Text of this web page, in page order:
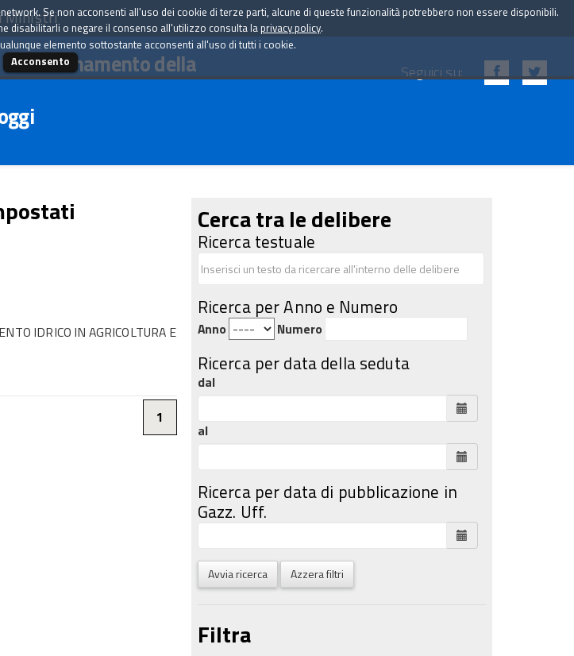
Ministri
coordinamento della Seguici su:
IDRICO IN AGRICOLTURA E
1
Cerca tra le delibere
Ricerca testuale
Ricerca per Anno e Numero
Anno Numero
Ricerca per data della seduta
dal
al
Ricerca per data di pubblicazione in
Gazz. Uff.
Avvia ricerca Azzera filtri
Filtra
Se non acconsenti all'uso dei cookie di terze parti, alcune di queste funzionalità potrebbero non essere disponibili.
disabilitarli o negare il consenso all'utilizzo consulta la privacy policy.
elemento sottostante acconsenti all'uso di tutti i cookie.
Acconsento